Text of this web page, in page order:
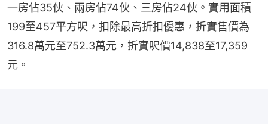
一房佔35伙、兩房佔74伙、三房佔24伙。實用面積
199至457平方呎，扣除最高折扣優惠，折實售價為
316.8萬元至752.3萬元，折實呎價14,838至17,359
元。